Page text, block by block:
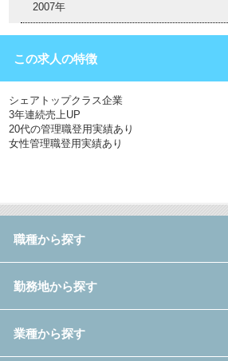
2007年
この求人の特徴
シェアトップクラス企業
3年連続売上UP
20代の管理職登用実績あり
女性管理職登用実績あり
職種から探す
勤務地から探す
業種から探す